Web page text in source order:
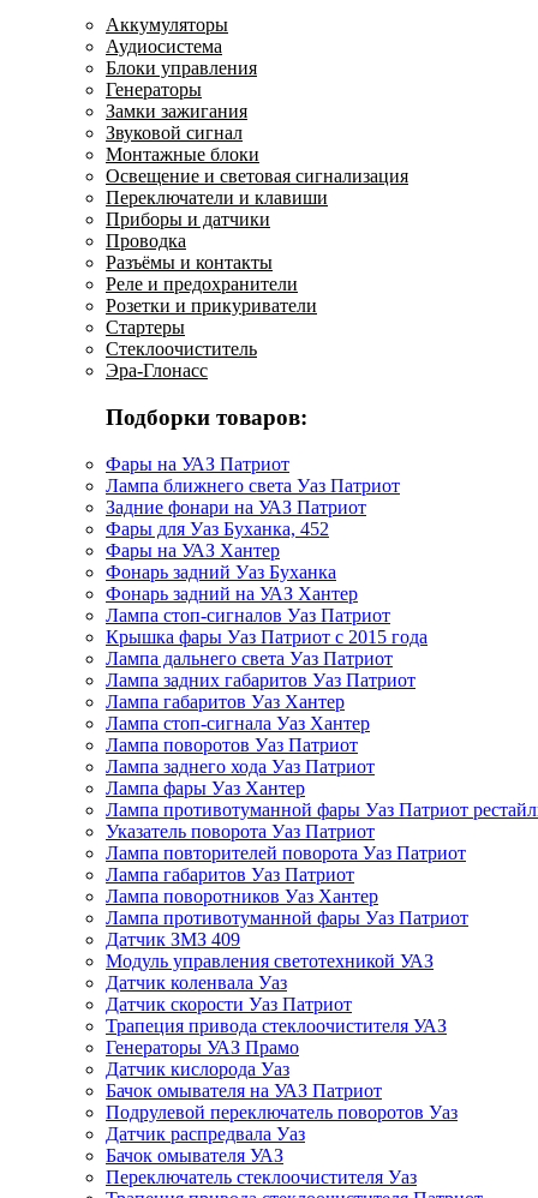
Аккумуляторы
Аудиосистема
Блоки управления
Генераторы
Замки зажигания
Звуковой сигнал
Монтажные блоки
Освещение и световая сигнализация
Переключатели и клавиши
Приборы и датчики
Проводка
Разъёмы и контакты
Реле и предохранители
Розетки и прикуриватели
Стартеры
Стеклоочиститель
Эра-Глонасс
Подборки товаров:
Фары на УАЗ Патриот
Лампа ближнего света Уаз Патриот
Задние фонари на УАЗ Патриот
Фары для Уаз Буханка, 452
Фары на УАЗ Хантер
Фонарь задний Уаз Буханка
Фонарь задний на УАЗ Хантер
Лампа стоп-сигналов Уаз Патриот
Крышка фары Уаз Патриот с 2015 года
Лампа дальнего света Уаз Патриот
Лампа задних габаритов Уаз Патриот
Лампа габаритов Уаз Хантер
Лампа стоп-сигнала Уаз Хантер
Лампа поворотов Уаз Патриот
Лампа заднего хода Уаз Патриот
Лампа фары Уаз Хантер
Лампа противотуманной фары Уаз Патриот
Указатель поворота Уаз Патриот
Лампа повторителей поворота Уаз Патриот
Лампа габаритов Уаз Патриот
Лампа поворотников Уаз Хантер
Лампа противотуманной фары Уаз Патриот
Датчик ЗМЗ 409
Модуль управления светотехникой УАЗ
Датчик коленвала Уаз
Датчик скорости Уаз Патриот
Трапеция привода стеклоочистителя УАЗ
Генераторы УАЗ Прамо
Датчик кислорода Уаз
Бачок омывателя на УАЗ Патриот
Подрулевой переключатель поворотов Уаз
Датчик распредвала Уаз
Бачок омывателя УАЗ
Переключатель стеклоочистителя Уаз